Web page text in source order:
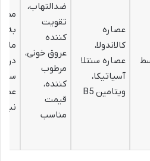
عصاره
کالاندولا،
عصاره سنتلا
آسیاتیکا،
ویتامین B5
ضدالتهاب،
تقویت
کننده
عروق خونی،
مرطوب
کننده،
قیمت
مناسب
به
مای
در
سد